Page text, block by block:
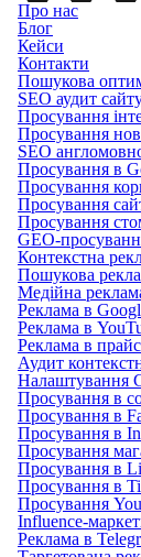
Про нас
Блог
Кейси
Контакти
Пошукова
SEO аудит
Просування
Просування
SEO
Просування в
Просування
Просування
Просування
GEO-
Контекстна
Пошукова
Медійна
Реклама в
Реклама в
Реклама в
Аудит
Налаштування
Просування в
Просування в
Просування в
Просування
Просування в
Просування в
Просування
Influence-
Реклама в